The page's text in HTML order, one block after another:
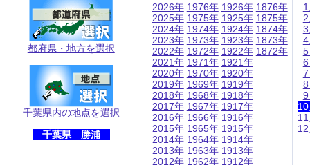
都府県・地方を選択
千葉県内の地点を選択
千葉県 勝浦
2026年
2025年
2024年
2023年
2022年
2021年
2020年
2019年
2018年
2017年
2016年
2015年
2014年
2013年
2012年
1976年
1975年
1974年
1973年
1972年
1971年
1970年
1969年
1968年
1967年
1966年
1965年
1964年
1963年
1962年
1926年
1925年
1924年
1923年
1922年
1921年
1920年
1919年
1918年
1917年
1916年
1915年
1914年
1913年
1912年
1876年
1875年
1874年
1873年
1872年